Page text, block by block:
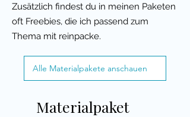
Zusätzlich findest du in meinen Paketen
oft Freebies, die ich passend zum
Thema mit reinpacke.
Alle Materialpakete anschauen
Materialpaket